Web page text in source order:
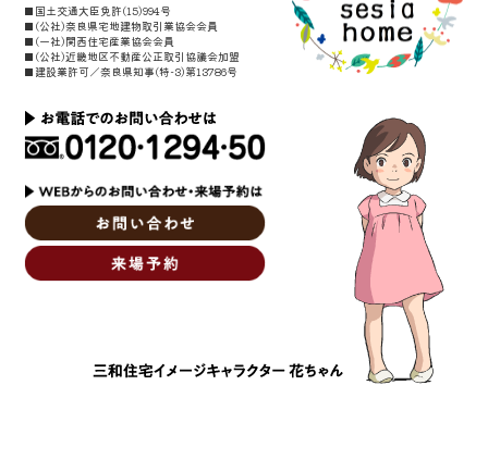
■国土交通大臣免許(15)994号
■(公社)奈良県宅地建物取引業協会会員
■(一社)関西住宅産業協会会員
■(公社)近畿地区不動産公正取引協議会加盟
■建設業許可／奈良県知事(特-3)第13786号